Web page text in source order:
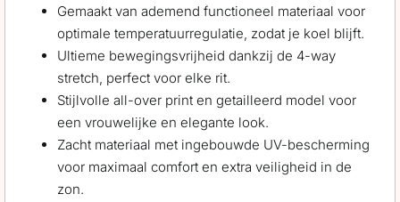
Gemaakt van ademend functioneel materiaal voor
optimale temperatuurregulatie, zodat je koel blijft.
Ultieme bewegingsvrijheid dankzij de 4-way
stretch, perfect voor elke rit.
Stijlvolle all-over print en getailleerd model voor
een vrouwelijke en elegante look.
Zacht materiaal met ingebouwde UV-bescherming
voor maximaal comfort en extra veiligheid in de
zon.